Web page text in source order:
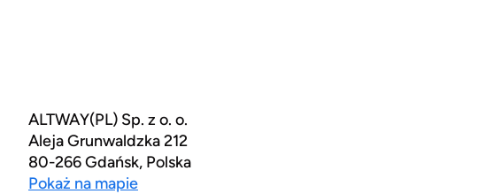
ALTWAY(PL) Sp. z o. o.
Aleja Grunwaldzka 212
80-266 Gdańsk, Polska
Pokaż na mapie